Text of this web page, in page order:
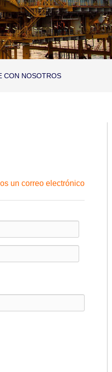
CON NOSOTROS
un correo electrónico